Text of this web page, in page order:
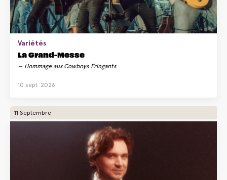
Variétés
La Grand-Messe
Hommage aux Cowboys Fringants
10 sept. 2026
11 Septembre